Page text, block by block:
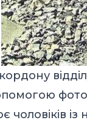
чоловіків